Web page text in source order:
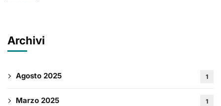
Archivi
Agosto 2025 1
Marzo 2025 1